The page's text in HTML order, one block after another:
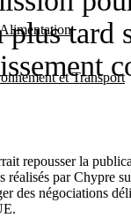
et Transport
plus tard
repousser la
réalisés par Chypre
des négociations